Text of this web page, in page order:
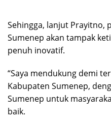
Sehingga, lanjut Prayitno,
Sumenep akan tampak
penuh inovatif.
“Saya mendukung demi
Kabupaten Sumenep,
Sumenep untuk
baik.